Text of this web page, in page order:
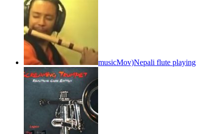
musicMov)Nepali flute playing